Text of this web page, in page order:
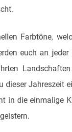
Farbtöne,
euch an jeder
dieser Jahreszeit
in die einmalige